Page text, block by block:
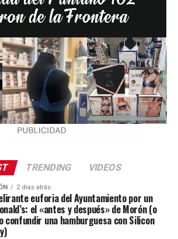
TRENDING VIDEOS
2 días atrás
euforia del Ayuntamiento por un
el «antes y después» de Morón (o
confundir una hamburguesa con Silicon